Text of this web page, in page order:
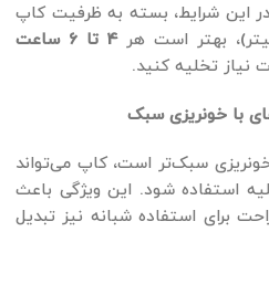
این شرایط، بسته به ظرفیت کاپ
4 تا 6 ساعت
نیاز تخلیه کنید.
سبک‌تر است، کاپ می‌تواند
استفاده شود. این ویژگی باعث
برای استفاده شبانه نیز تبدیل